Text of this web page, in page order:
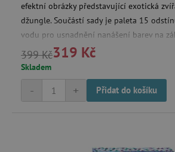
efektní obrázky představující exotická
džungle. Součástí sady je paleta 15
vodu pro usnadnění nanášení barev na
399 Kč319 Kč
Skladem
+
- Přidat do košíku